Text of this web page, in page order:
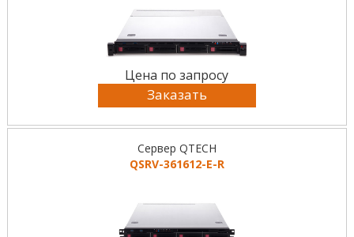
Цена по запросу
Заказать
Сервер QTECH
QSRV-361612-E-R